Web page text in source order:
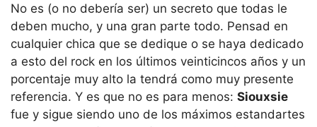
No es (o no debería ser) un secreto que todas le
deben mucho, y una gran parte todo. Pensad en
cualquier chica que se dedique o se haya dedicado
a esto del rock en los últimos veinticincos años y un
porcentaje muy alto la tendrá como muy presente
referencia. Y es que no es para menos: Siouxsie
fue y sigue siendo uno de los máximos estandartes